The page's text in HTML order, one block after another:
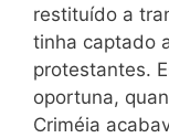
restituído a
tinha captado
protestantes.
oportuna,
Criméia